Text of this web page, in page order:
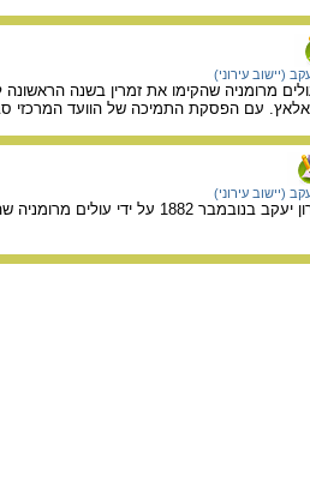
(יישוב עירוני)
מרומניה שהקימו את זמרין בשנה
עם הפסקת התמיכה של הוועד המרכזי
(יישוב עירוני)
תיאור קניית אדמות זמרין היא